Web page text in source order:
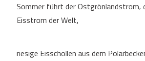
Sommer führt der Ostgrönlandstrom,
Eisstrom der Welt,
riesige Eisschollen aus dem